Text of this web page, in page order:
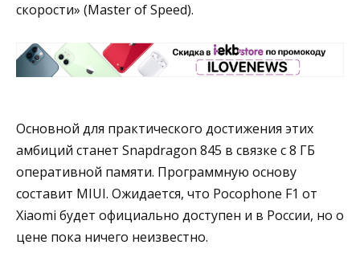
скорости» (Master of Speed).
Основной для практического достижения этих
амбиций станет Snapdragon 845 в связке с 8 ГБ
оперативной памяти. Программную основу
составит MIUI. Ожидается, что Pocophone F1 от
Xiaomi будет официально доступен и в России, но о
цене пока ничего неизвестно.